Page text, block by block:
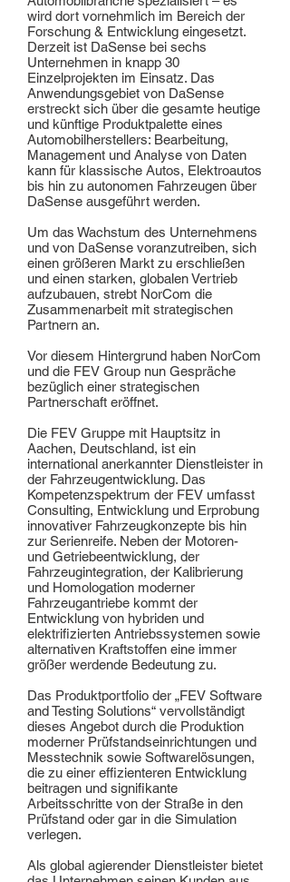
wird dort vornehmlich im Bereich der
Forschung & Entwicklung eingesetzt.
Derzeit ist DaSense bei sechs
Unternehmen in knapp 30
Einzelprojekten im Einsatz. Das
Anwendungsgebiet von DaSense
erstreckt sich über die gesamte heutige
und künftige Produktpalette eines
Automobilherstellers: Bearbeitung,
Management und Analyse von Daten
kann für klassische Autos, Elektroautos
bis hin zu autonomen Fahrzeugen über
DaSense ausgeführt werden.
Um das Wachstum des Unternehmens
und von DaSense voranzutreiben, sich
einen größeren Markt zu erschließen
und einen starken, globalen Vertrieb
aufzubauen, strebt NorCom die
Zusammenarbeit mit strategischen
Partnern an.
Vor diesem Hintergrund haben NorCom
und die FEV Group nun Gespräche
bezüglich einer strategischen
Partnerschaft eröffnet.
Die FEV Gruppe mit Hauptsitz in
Aachen, Deutschland, ist ein
international anerkannter Dienstleister in
der Fahrzeugentwicklung. Das
Kompetenzspektrum der FEV umfasst
Consulting, Entwicklung und Erprobung
innovativer Fahrzeugkonzepte bis hin
zur Serienreife. Neben der Motoren-
und Getriebeentwicklung, der
Fahrzeugintegration, der Kalibrierung
und Homologation moderner
Fahrzeugantriebe kommt der
Entwicklung von hybriden und
elektrifizierten Antriebssystemen sowie
alternativen Kraftstoffen eine immer
größer werdende Bedeutung zu.
Das Produktportfolio der „FEV Software
and Testing Solutions“ vervollständigt
dieses Angebot durch die Produktion
moderner Prüfstandseinrichtungen und
Messtechnik sowie Softwarelösungen,
die zu einer effizienteren Entwicklung
beitragen und signifikante
Arbeitsschritte von der Straße in den
Prüfstand oder gar in die Simulation
verlegen.
Als global agierender Dienstleister bietet